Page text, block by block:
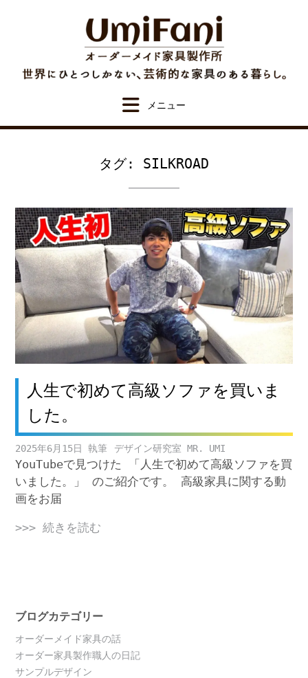
タグ: SILKROAD
人生で初めて高級ソファを買いま
した。
2025年6月15日 デザイン研究室 MR. UMI
YouTubeで見つけた 「人生で初めて高級ソファを買
いました。」 のご紹介です。 高級家具に関する動
画をお届
>>> 続きを読む
ブログカテゴリー
オーダーメイド家具の話
オーダー家具製作職人の日記
サンプルデザイン